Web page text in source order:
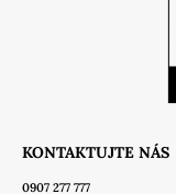
KONTAKTUJTE NÁS
0907 277 777